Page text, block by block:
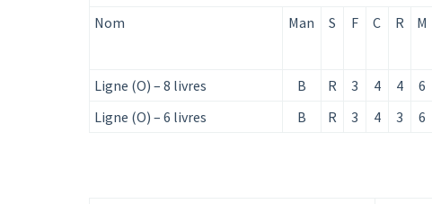
Nom Man S F C R M
Ligne (O) – 8 livres
B R 3 4 4 6
Ligne (O) – 6 livres
B R 3 4 3 6